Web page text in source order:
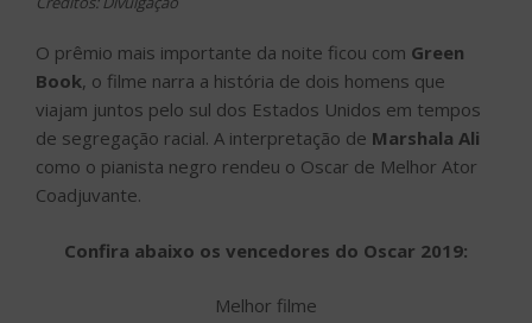
O prêmio mais importante da noite ficou com Green
Book, o filme narra a história de dois homens que
viajam juntos pelo sul dos Estados Unidos em tempos
de segregação racial. A interpretação de Marshala Ali
como o pianista negro rendeu o Oscar de Melhor Ator
Coadjuvante.
Confira abaixo os vencedores do Oscar 2019:
Melhor filme